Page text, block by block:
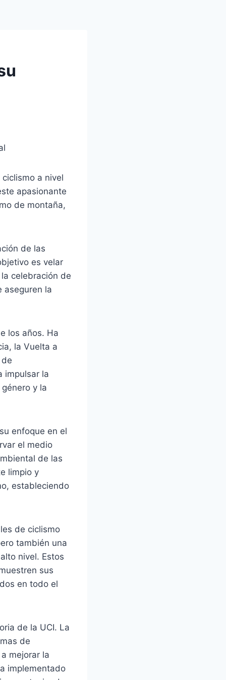
a nivel
apasionante
de montaña,
de las
es velar
celebración de
aseguren la
los años. Ha
la Vuelta a
impulsar la
y la
enfoque en el
el medio
de las
limpio y
estableciendo
de ciclismo
también una
nivel. Estos
sus
en todo el
de la UCI. La
de
mejorar la
implementado